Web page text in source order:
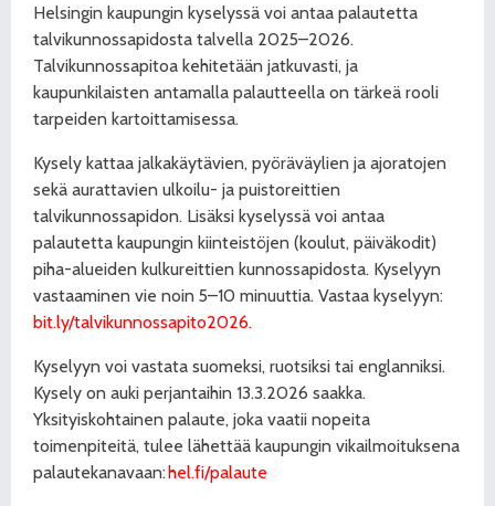
Helsingin kaupungin kyselyssä voi antaa palautetta
talvikunnossapidosta talvella 2025–2026.
Talvikunnossapitoa kehitetään jatkuvasti, ja
kaupunkilaisten antamalla palautteella on tärkeä rooli
tarpeiden kartoittamisessa.
Kysely kattaa jalkakäytävien, pyöräväylien ja ajoratojen
sekä aurattavien ulkoilu- ja puistoreittien
talvikunnossapidon. Lisäksi kyselyssä voi antaa
palautetta kaupungin kiinteistöjen (koulut, päiväkodit)
piha-alueiden kulkureittien kunnossapidosta. Kyselyyn
vastaaminen vie noin 5–10 minuuttia. Vastaa kyselyyn:
bit.ly/talvikunnossapito2026.
Kyselyyn voi vastata suomeksi, ruotsiksi tai englanniksi.
Kysely on auki perjantaihin 13.3.2026 saakka.
Yksityiskohtainen palaute, joka vaatii nopeita
toimenpiteitä, tulee lähettää kaupungin vikailmoituksena
palautekanavaan:hel.fi/palaute